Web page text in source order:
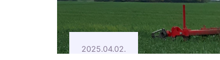
2025.04.02.